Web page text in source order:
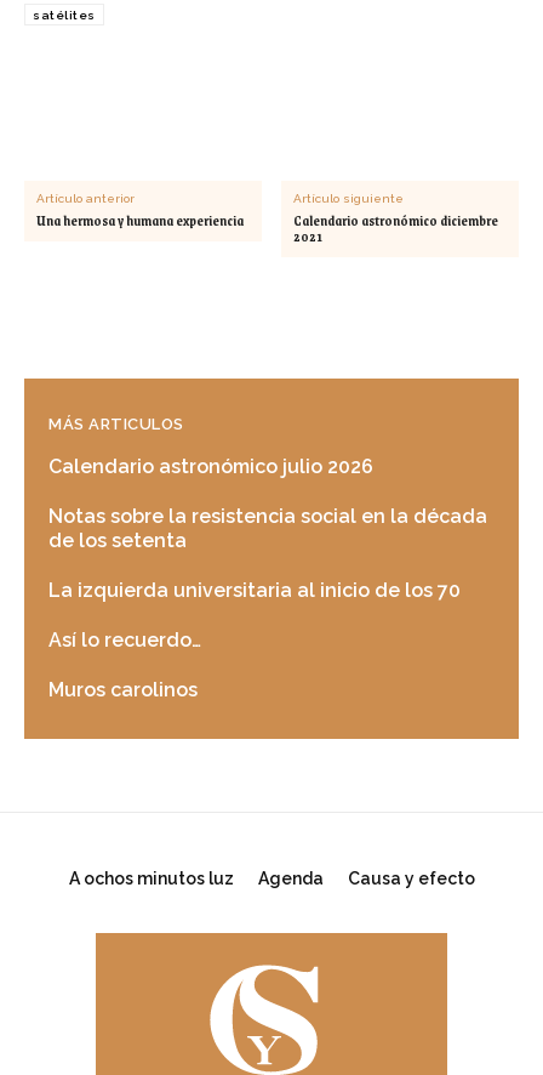
satélites
Artículo anterior
Una hermosa y humana experiencia
Artículo siguiente
Calendario astronómico diciembre
2021
MÁS ARTICULOS
Calendario astronómico julio 2026
Notas sobre la resistencia social en la década
de los setenta
La izquierda universitaria al inicio de los 70
Así lo recuerdo…
Muros carolinos
A ochos minutos luz Agenda Causa y efecto